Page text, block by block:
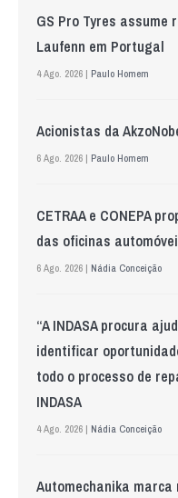
GS Pro Tyres assume
Laufenn em Portugal
4 Ago. 2026 | Paulo Homem
Acionistas da
6 Ago. 2026 | Paulo Homem
CETRAA e CONEPA
das oficinas
6 Ago. 2026 | Nádia Conceição
“A INDASA procura
identificar
todo o processo de
INDASA
4 Ago. 2026 | Nádia Conceição
Automechanika